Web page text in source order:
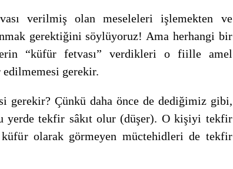
verilmiş olan meseleleri işlemekten ve
gerektiğini söylüyoruz! Ama herhangi bir
“küfür fetvası” verdikleri o fiille amel
gerekir.
gerekir? Çünkü daha önce de dediğimiz gibi,
yerde tekfir sâkıt olur (düşer). O kişiyi tekfir
olarak görmeyen müctehidleri de tekfir